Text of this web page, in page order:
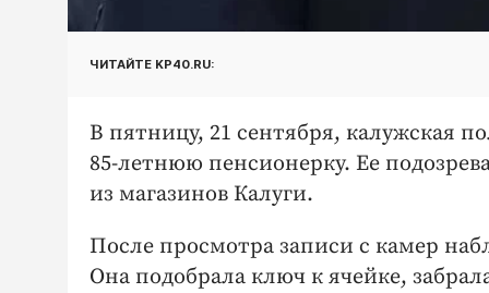
ЧИТАЙТЕ KP40.RU:
В пятницу, 21 сентября, калужская
85-летнюю пенсионерку. Ее
из магазинов Калуги.
После просмотра записи с камер
Она подобрала ключ к ячейке,